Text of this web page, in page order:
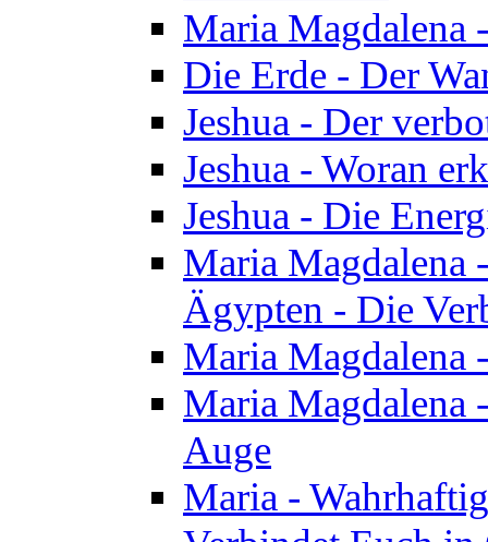
Maria Magdalena
Die Erde - Der
Jeshua - Der
Jeshua - Woran
Jeshua - Die
Maria Magdalena
Ägypten - Die
Maria Magdalena
Maria Magdalena
Auge
Maria -